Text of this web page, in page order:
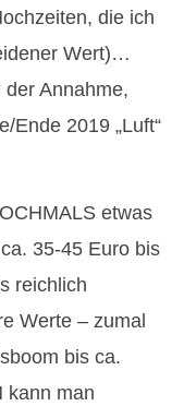
die ich
Wert)…
der Annahme,
Ende 2019 „Luft“
etwas
35-45 Euro bis
reichlich
Werte – zumal
bis ca.
kann man